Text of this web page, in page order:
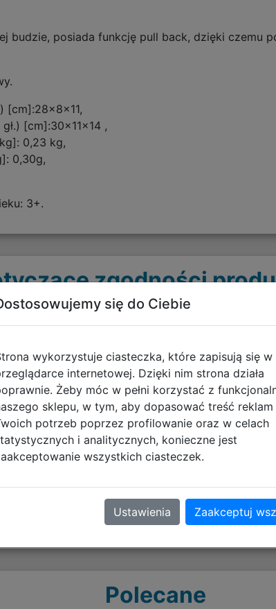
budzie, posiada funkcję pull back, dzięki czemu
[cm]:28x8x11,
[cm]:30x11x14 ,
0,23 kg,
0,30g,
3+.
zgodności
13.12.2024
Opinie o produkcie
Polecane
się do Ciebie
wykorzystuje ciasteczka, które zapisują się w
internetowej. Dzięki nim strona działa
Żeby móc w pełni korzystać z
sklepu, w tym, aby dopasować treść reklam
potrzeb poprzez profilowanie oraz w celach
i analitycznych, konieczne jest
wszystkich ciasteczek.
Ustawienia Zaakceptuj